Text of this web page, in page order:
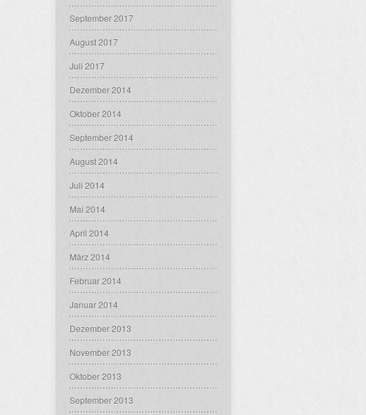
September 2017
August 2017
Juli 2017
Dezember 2014
Oktober 2014
September 2014
August 2014
Juli 2014
Mai 2014
April 2014
März 2014
Februar 2014
Januar 2014
Dezember 2013
November 2013
Oktober 2013
September 2013